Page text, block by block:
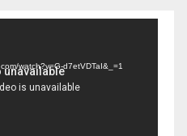
watch?v=G-d7etVDTaI&_=1